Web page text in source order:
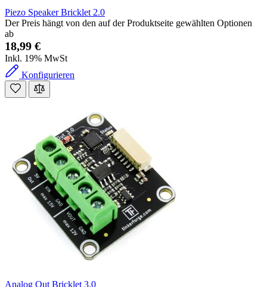
Piezo Speaker Bricklet 2.0
Der Preis hängt von den auf der Produktseite gewählten Optionen
ab
18,99 €
Inkl. 19% MwSt
Konfigurieren
Analog Out Bricklet 3.0